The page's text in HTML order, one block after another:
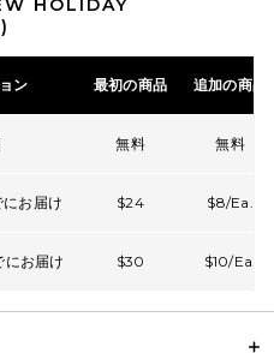
HOLIDAY
)
ン 最初の商品 追加の商品
無料 無料
お届け $24 $8/Ea.
にお届け $30 $10/Ea.